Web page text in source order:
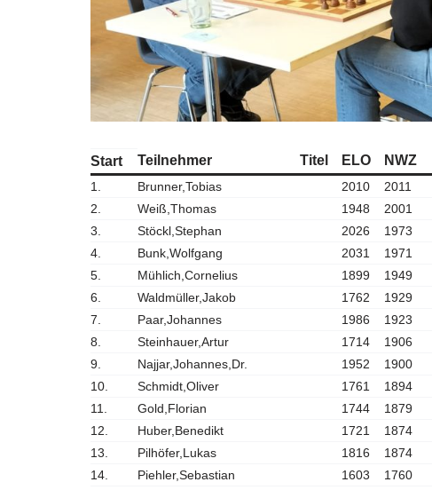
Start Teilnehmer Titel ELO NWZ
1. Brunner,Tobias 2010 2011
2.
Weiß,Thomas 1948 2001
3.
Stöckl,Stephan 2026 1973
4.
Bunk,Wolfgang 2031 1971
5.
Mühlich,Cornelius 1899 1949
6.
Waldmüller,Jakob 1762 1929
7.
Paar,Johannes 1986 1923
8.
Steinhauer,Artur 1714 1906
9.
Najjar,Johannes,Dr. 1952 1900
10.
Schmidt,Oliver 1761 1894
11.
Gold,Florian 1744 1879
12.
Huber,Benedikt 1721 1874
13.
Pilhöfer,Lukas 1816 1874
14.
Piehler,Sebastian 1603 1760